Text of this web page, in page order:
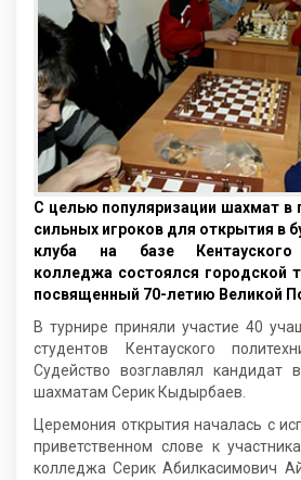
С целью популяризации шахмат в
сильных игроков для открытия в
клуба на базе Кентауского
колледжа состоялся городской
посвященный 70-летию Великой
В турнире приняли участие 40
студентов Кентауского
Судейство возглавлял кандидат
шахматам Серик Кыдырбаев.
Церемония открытия началась с
приветственном слове к
колледжа Серик Абилкасимович